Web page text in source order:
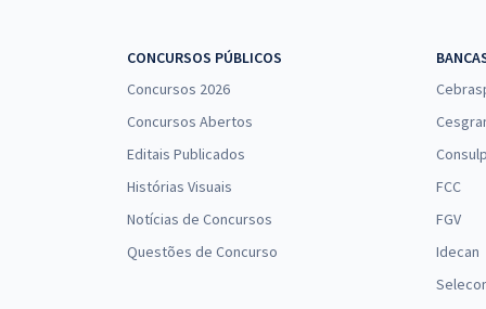
Temático 4: Agrário de Pesqueiro para o Bloco 4 -
CONCURSOS PÚBLICOS
Concursos 2026
Concursos Abertos
Editais Publicados
Histórias Visuais
Notícias de Concursos
Questões de Concurso
FCC
FGV
Idecan